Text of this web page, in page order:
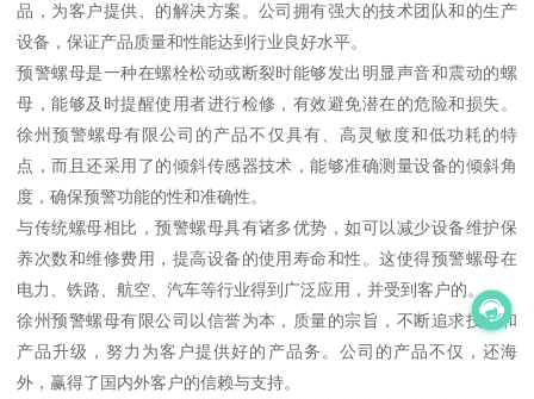
品，为客户提供、的解决方案。公司拥有强大的技术团队和的生产
设备，保证产品质量和性能达到行业良好水平。
预警螺母是一种在螺栓松动或断裂时能够发出明显声音和震动的螺
母，能够及时提醒使用者进行检修，有效避免潜在的危险和损失。
徐州预警螺母有限公司的产品不仅具有、高灵敏度和低功耗的特
点，而且还采用了的倾斜传感器技术，能够准确测量设备的倾斜角
度，确保预警功能的性和准确性。
与传统螺母相比，预警螺母具有诸多优势，如可以减少设备维护保
养次数和维修费用，提高设备的使用寿命和性。这使得预警螺母在
电力、铁路、航空、汽车等行业得到广泛应用，并受到客户的。
徐州预警螺母有限公司以信誉为本，质量的宗旨，不断追求技术和
产品升级，努力为客户提供好的产品务。公司的产品不仅，还海
外，赢得了国内外客户的信赖与支持。